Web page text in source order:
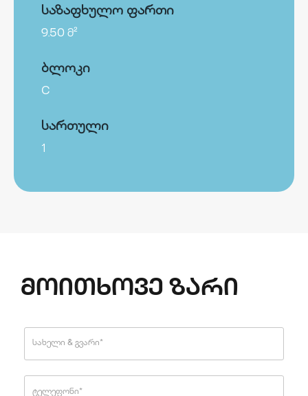
საზაფხულო ფართი
9.50 მ²
ბლოკი
C
სართული
1
მოითხოვე ზარი